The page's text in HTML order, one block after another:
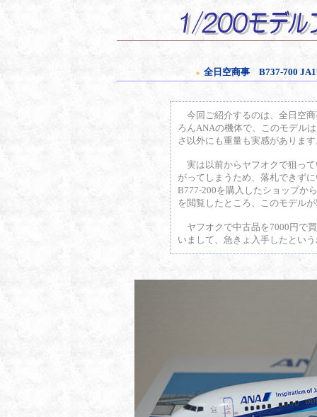
全日空商事 B737-700
今回ご紹介するのは、全日空商
ろんANAの機体で、このモデル
さ以外にも重量も実感がありま
実は以前からヤフオクで狙っ
がってしまうため、落札できず
B777-200を購入したショップか
を閲覧したところ、このモデル
ヤフオクで中古品を7000円で
いまして、急きょ入手したとい